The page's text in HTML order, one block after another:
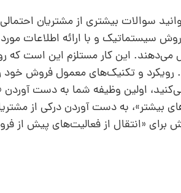
سوالات بیشتری از مشتریان احتمالی
سیستماتیک و با ارائه اطلاعات
می‌دهند. این کار مستلزم این است که
رویکرد و تکنیک‌های معمول فروش خود
اولین وظیفه شما به‌ دست آوردن
بیشتر»، به‌ دست آوردن درکی از
برای «انتقال از فعالیت‌های پیش از